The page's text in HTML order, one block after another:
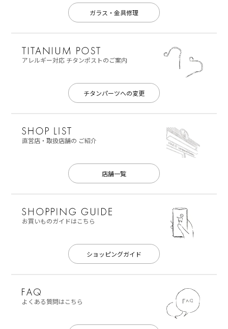
ガラス・金具修理
アレルギー対応チタンポストのご案内
チタンパーツへの変更
直営店・取扱店舗の ご紹介
店舗一覧
お買いものガイドはこちら
ショッピングガイド
よくある質問はこちら